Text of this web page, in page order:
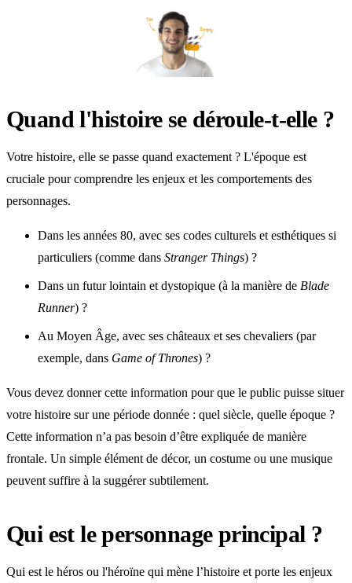
Quand l'histoire se déroule-t-elle ?
Votre histoire, elle se passe quand exactement ? L'époque est
cruciale pour comprendre les enjeux et les comportements des
personnages.
Dans les années 80, avec ses codes culturels et esthétiques si
particuliers (comme dans Stranger Things) ?
Dans un futur lointain et dystopique (à la manière de Blade
Runner) ?
Au Moyen Âge, avec ses châteaux et ses chevaliers (par
exemple, dans Game of Thrones) ?
Vous devez donner cette information pour que le public puisse situer
votre histoire sur une période donnée : quel siècle, quelle époque ?
Cette information n’a pas besoin d’être expliquée de manière
frontale. Un simple élément de décor, un costume ou une musique
peuvent suffire à la suggérer subtilement.
Qui est le personnage principal ?
Qui est le héros ou l'héroïne qui mène l’histoire et porte les enjeux